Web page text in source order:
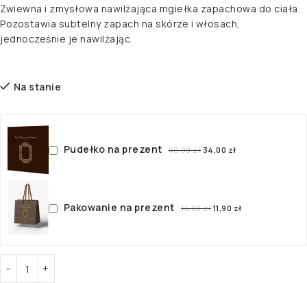
Zwiewna i zmysłowa nawilżająca mgiełka zapachowa do ciała.
Pozostawia subtelny zapach na skórze i włosach,
jednocześnie je nawilżając.
Na stanie
Pudełko na prezent 40,00zł 34,00 zł
Pakowanie na prezent 14,00zł 11,90 zł